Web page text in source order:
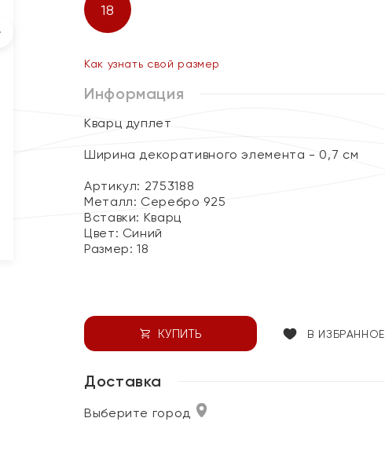
18
Как узнать свой размер
Информация
Кварц дуплет
Ширина декоративного элемента - 0,7 см
Артикул: 2753188
Металл: Серебро 925
Вставки: Кварц
Цвет: Синий
Размер:18
КУПИТЬ В ИЗБРАННОЕ
Доставка
Выберите город